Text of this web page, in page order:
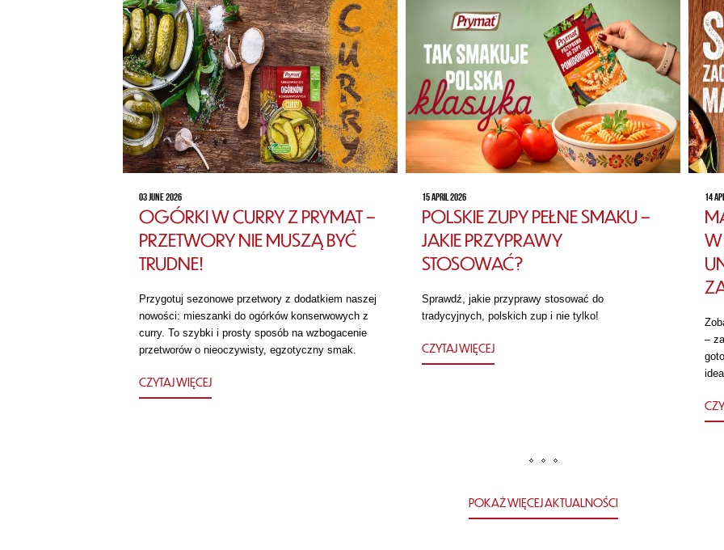
03 JUNE 2026
OGÓRKI W CURRY Z PRYMAT –
PRZETWORY NIE MUSZĄ BYĆ
TRUDNE!
Przygotuj sezonowe przetwory z dodatkiem naszej
nowości: mieszanki do ogórków konserwowych z
curry. To szybki i prosty sposób na wzbogacenie
przetworów o nieoczywisty, egzotyczny smak.
CZYTAJ WIĘCEJ
15 APRIL 2026
POLSKIE ZUPY PEŁNE SMAKU –
JAKIE PRZYPRAWY
STOSOWAĆ?
Sprawdź, jakie przyprawy stosować do
tradycyjnych, polskich zup i nie tylko!
CZYTAJ WIĘCEJ
14
W
–
POKAŻ WIĘCEJ AKTUALNOŚCI